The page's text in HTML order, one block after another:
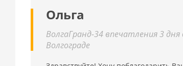
Ольга
ВолгаГранд-34 впечатления 3 дня
Волгограде